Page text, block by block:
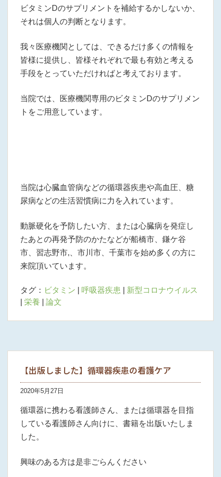
ビタミンDのサプリメントを補給するかしないか、
それは個人の判断となります。
我々医療機関としては、できるだけ多くの情報を
皆様に提供し、皆様それぞれで最も有効と考える
手段をとっていただければと考えております。
当院では、医療機関専用のビタミンDのサプリメン
トをご用意しています。
当院は心臓血管病などの循環器疾患や高血圧、糖
尿病などの生活習慣病に力を入れています。
動脈硬化を予防したい方、または心臓病を発症し
たあとの再発予防のかたなどが船橋市、鎌ケ谷
市、習志野市,、市川市、千葉市を始め多くの方に
来院頂いています。
タグ： ビタミン 呼吸器疾患
新型コロナウイルス
栄養 論文
【出版しました】循環器疾患の看護ケア
2020年5月27日
循環器に携わる看護師さん、または循環器を目指
している看護師さん向けに、書籍を出版いたしま
した。
興味のある方は是非ごらんください